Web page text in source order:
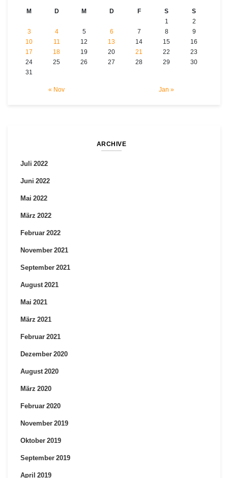
M D M D F S S
« Nov Jan »
1
2
3
4 5 6 7 8
9
10
11 12 13 14 15
16
17
18 19 20 21 22
23
24
25 26 27 28 29
30
31
ARCHIVE
Juli 2022
Juni 2022
Mai 2022
März 2022
Februar 2022
November 2021
September 2021
August 2021
Mai 2021
März 2021
Februar 2021
Dezember 2020
August 2020
März 2020
Februar 2020
November 2019
Oktober 2019
September 2019
April 2019